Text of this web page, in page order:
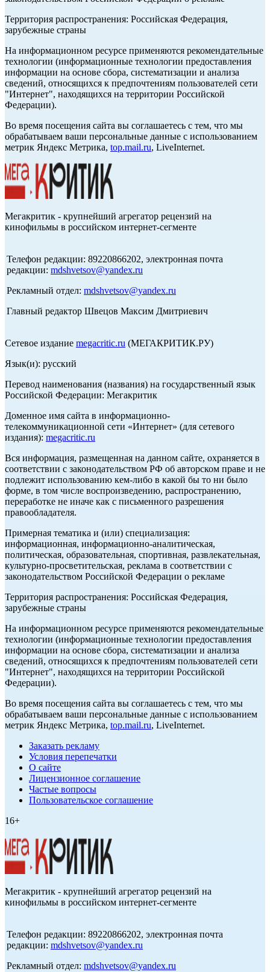
Территория распространения: Российская Федерация,
зарубежные страны
На информационном ресурсе применяются рекомендательные
технологии (информационные технологии предоставления
информации на основе сбора, систематизации и анализа
сведений, относящихся к предпочтениям пользователей сети
"Интернет", находящихся на территории Российской
Федерации).
Во время посещения сайта вы соглашаетесь с тем, что мы
обрабатываем ваши персональные данные с использованием
метрик Яндекс Метрика, top.mail.ru, LiveInternet.
Мегакритик - крупнейший агрегатор рецензий на
кинофильмы в российском интернет-сегменте
Телефон редакции: 89220866202, электронная почта
редакции: mdshvetsov@yandex.ru
Рекламный отдел: mdshvetsov@yandex.ru
Главный редактор Швецов Максим Дмитриевич
Сетевое издание megacritic.ru (МЕГАКРИТИК.РУ)
Язык(и): русский
Перевод наименования (названия) на государственный язык
Российской Федерации: Мегакритик
Доменное имя сайта в информационно-
телекоммуникационной сети «Интернет» (для сетевого
издания): megacritic.ru
Вся информация, размещенная на данном сайте, охраняется в
соответствии с законодательством РФ об авторском праве и не
подлежит использованию кем-либо в какой бы то ни было
форме, в том числе воспроизведению, распространению,
переработке не иначе как с письменного разрешения
правообладателя.
Примерная тематика и (или) специализация:
информационная, информационно-аналитическая,
политическая, образовательная, спортивная, развлекательная,
культурно-просветительская, реклама в соответствии с
законодательством Российской Федерации о рекламе
Территория распространения: Российская Федерация,
зарубежные страны
На информационном ресурсе применяются рекомендательные
технологии (информационные технологии предоставления
информации на основе сбора, систематизации и анализа
сведений, относящихся к предпочтениям пользователей сети
"Интернет", находящихся на территории Российской
Федерации).
Во время посещения сайта вы соглашаетесь с тем, что мы
обрабатываем ваши персональные данные с использованием
метрик Яндекс Метрика, top.mail.ru, LiveInternet.
Заказать рекламу
Условия перепечатки
О сайте
Лицензионное соглашение
Частые вопросы
Пользовательское соглашение
16+
Мегакритик - крупнейший агрегатор рецензий на
кинофильмы в российском интернет-сегменте
Телефон редакции: 89220866202, электронная почта
редакции: mdshvetsov@yandex.ru
Рекламный отдел: mdshvetsov@yandex.ru